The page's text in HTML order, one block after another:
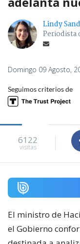
Lindy
Periodista
Domingo 09 Agosto,
Seguimos criterios de
6122
visitas
El ministro de
el Gobierno